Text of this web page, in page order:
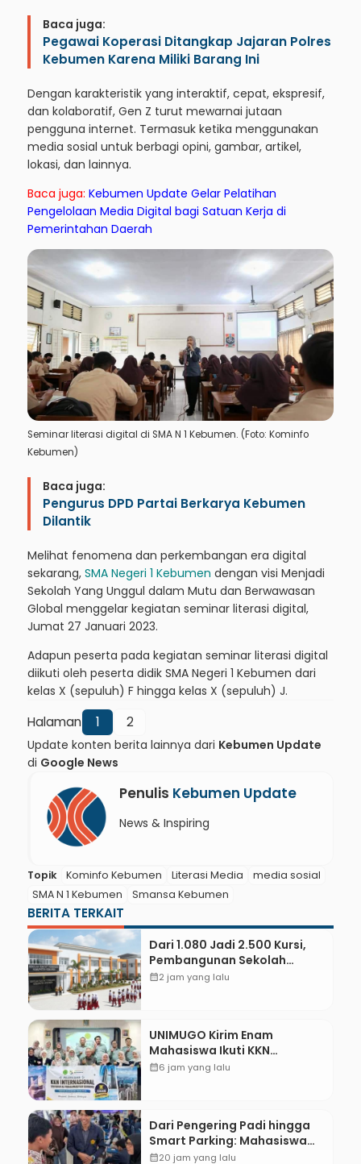
Baca juga:
Pegawai Koperasi Ditangkap Jajaran Polres
Kebumen Karena Miliki Barang Ini
Dengan karakteristik yang interaktif, cepat, ekspresif,
dan kolaboratif, Gen Z turut mewarnai jutaan
pengguna internet. Termasuk ketika menggunakan
media sosial untuk berbagi opini, gambar, artikel,
lokasi, dan lainnya.
Baca juga: Kebumen Update Gelar Pelatihan
Pengelolaan Media Digital bagi Satuan Kerja di
Pemerintahan Daerah
Seminar literasi digital di SMA N 1 Kebumen. (Foto: Kominfo
Kebumen)
Baca juga:
Pengurus DPD Partai Berkarya Kebumen
Dilantik
Melihat fenomena dan perkembangan era digital
sekarang, SMA Negeri 1 Kebumen dengan visi Menjadi
Sekolah Yang Unggul dalam Mutu dan Berwawasan
Global menggelar kegiatan seminar literasi digital,
Jumat 27 Januari 2023.
Adapun peserta pada kegiatan seminar literasi digital
diikuti oleh peserta didik SMA Negeri 1 Kebumen dari
kelas X (sepuluh) F hingga kelas X (sepuluh) J.
Halaman 1 2
Update konten berita lainnya dari Kebumen Update
di Google News
Penulis Kebumen Update
News & Inspiring
Topik Kominfo Kebumen Literasi Media
media sosial
SMA N 1 Kebumen
Smansa Kebumen
BERITA TERKAIT
Dari 1.080 Jadi 2.500 Kursi,
Pembangunan Sekolah
Rakyat Kebumen Ditargetkan
calendar_month2 jam yang lalu
UNIMUGO Kirim Enam
Mahasiswa Ikuti KKN
Internasional 2026 di ASEAN
calendar_month6 jam yang lalu
Dari Pengering Padi hingga
Smart Parking: Mahasiswa
UPB Unjuk Gigi Lewat
calendar_month20 jam yang lalu